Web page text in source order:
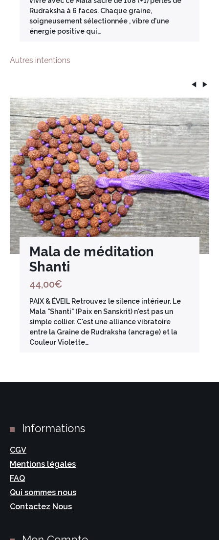
Rudraksha à 6 faces. Chaque graine,
soigneusement sélectionnée , vibre d'une
énergie positive qui…
Autres intentions
Mala de méditation
Shanti
44,00€
PAIX & ÉVEIL Retrouvez le silence intérieur. Le
Mala "Shanti" (Paix en Sanskrit) n'est pas un
simple collier. C'est une alliance vibratoire
entre la Graine de Rudraksha (ancrage) et la
Couleur Violette…
Informations
CGV
Mentions légales
FAQ
Qui sommes nous
Contactez Nous